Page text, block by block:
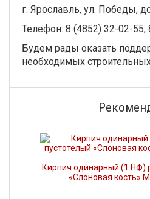
г. Ярославль, ул. Победы,
Телефон: 8 (4852) 32-02-55,
Будем рады оказать
необходимых
Кирпич одинарный (1 НФ)
«Слоновая кость»